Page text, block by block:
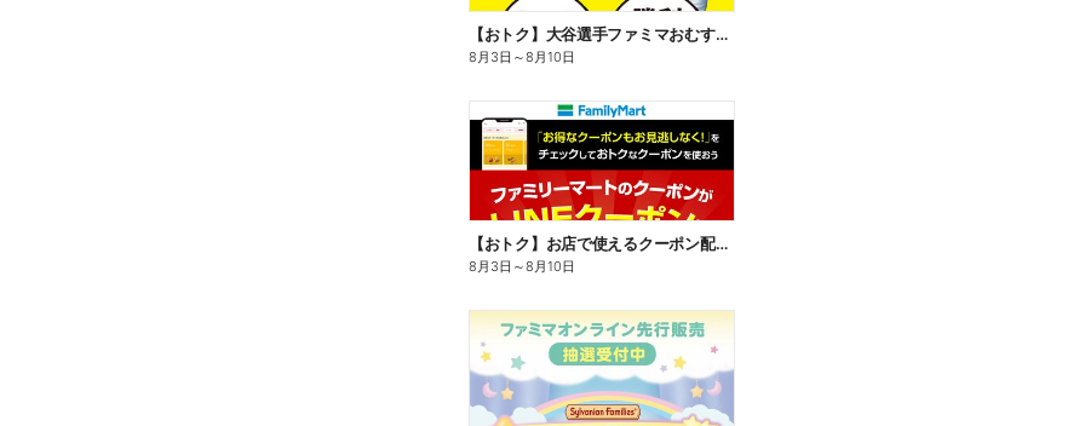
【おトク】大谷選手ファミマおむすび割
8月3日 ～8月10日
【おトク】お店で使えるクーポン配信中
8月3日 ～8月10日